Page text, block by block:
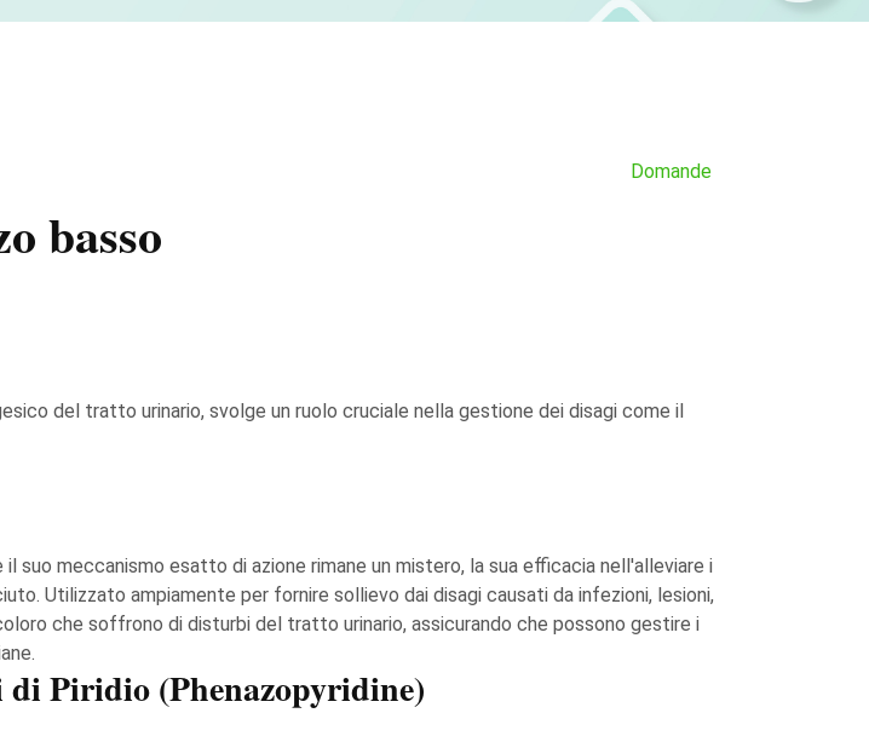
Domande
basso
del tratto urinario, svolge un ruolo cruciale nella gestione dei disagi come il
suo meccanismo esatto di azione rimane un mistero, la sua efficacia nell'alleviare i
Utilizzato ampiamente per fornire sollievo dai disagi causati da infezioni, lesioni,
che soffrono di disturbi del tratto urinario, assicurando che possono gestire i
di Piridio (Phenazopyridine)